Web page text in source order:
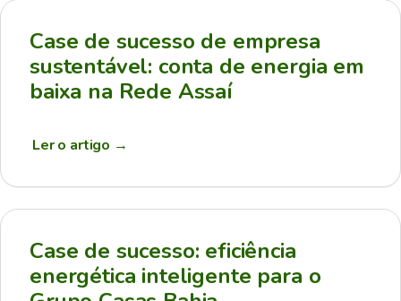
Case de sucesso de empresa
sustentável: conta de energia em
baixa na Rede Assaí
Ler o artigo →
Case de sucesso: eficiência
energética inteligente para o